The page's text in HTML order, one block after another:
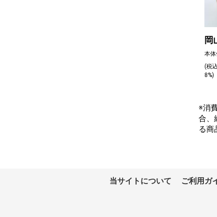
岡
本
(税
8%)
※消
合、
る商
当サイトについて ご利用ガ